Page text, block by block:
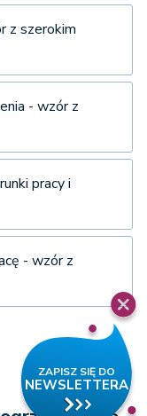
z szerokim
- wzór z
pracy i
- wzór z